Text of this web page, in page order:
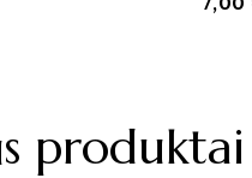
produktai